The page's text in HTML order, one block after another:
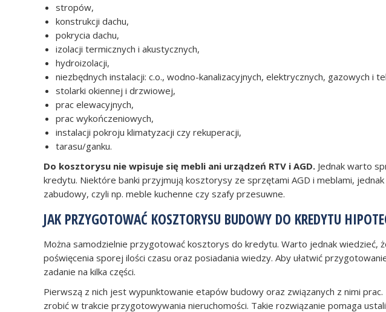
stropów,
konstrukcji dachu,
pokrycia dachu,
izolacji termicznych i akustycznych,
hydroizolacji,
niezbędnych instalacji: c.o., wodno-kanalizacyjnych, elektrycznych, gazowych i
stolarki okiennej i drzwiowej,
prac elewacyjnych,
prac wykończeniowych,
instalacji pokroju klimatyzacji czy rekuperacji,
tarasu/ganku.
Do kosztorysu nie wpisuje się mebli ani urządzeń RTV i AGD. Jednak warto
kredytu. Niektóre banki przyjmują kosztorysy ze sprzętami AGD i meblami,
zabudowy, czyli np. meble kuchenne czy szafy przesuwne.
JAK PRZYGOTOWAĆ KOSZTORYSU BUDOWY DO KREDYTU
Można samodzielnie przygotować kosztorys do kredytu. Warto jednak wiedzieć,
poświęcenia sporej ilości czasu oraz posiadania wiedzy. Aby ułatwić
zadanie na kilka części.
Pierwszą z nich jest wypunktowanie etapów budowy oraz związanych z nimi
zrobić w trakcie przygotowywania nieruchomości. Takie rozwiązanie pomaga